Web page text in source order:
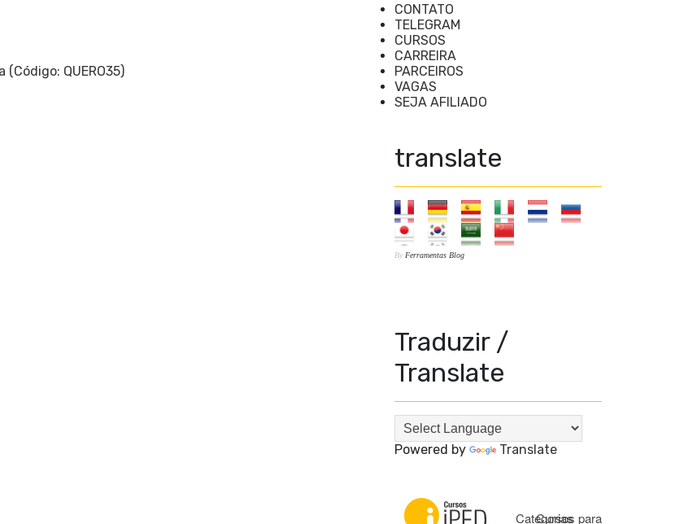
CONTATO
TELEGRAM
CURSOS
CARREIRA
PARCEIROS
VAGAS
SEJA AFILIADO
translate
By Ferramentas Blog
Traduzir /
Translate
Powered by Translate